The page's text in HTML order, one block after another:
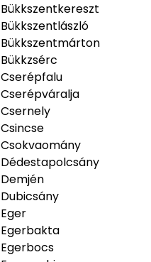
Bükkszentkereszt
Bükkszentlászló
Bükkszentmárton
Bükkzsérc
Cserépfalu
Cserépváralja
Csernely
Csincse
Csokvaomány
Dédestapolcsány
Demjén
Dubicsány
Eger
Egerbakta
Egerbocs